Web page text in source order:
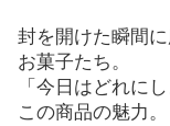
封を開けた瞬間
お菓子たち。
「今日はどれに
この商品の魅力。